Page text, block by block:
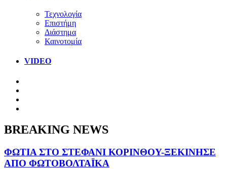
Τεχνολογία
Επιστήμη
Διάστημα
Καινοτομία
VIDEO
BREAKING NEWS
ΦΩΤΙΑ ΣΤΟ ΣΤΕΦΑΝΙ ΚΟΡΙΝΘΟΥ-ΞΕΚΙΝΗΣΕ
ΑΠΟ ΦΩΤΟΒΟΛΤΑΪΚΑ